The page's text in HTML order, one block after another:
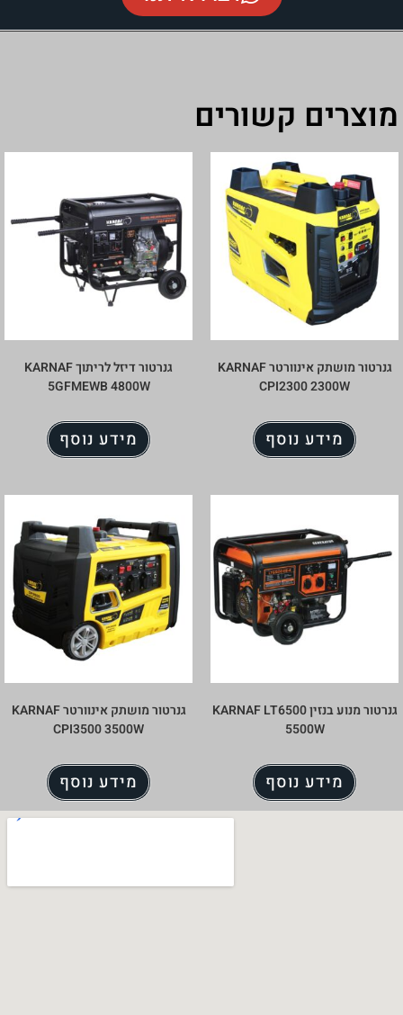
קשורים
גנרטור מושתק אינוורטר KARNAF
CPI2300 2300W
מידע נוסף
גנרטור דיזל לריתוך KARNAF
5GFMEWB 4800W
מידע נוסף
גנרטור מנוע בנזין KARNAF LT6500
5500W
מידע נוסף
גנרטור מושתק אינוורטר KARNAF
CPI3500 3500W
מידע נוסף